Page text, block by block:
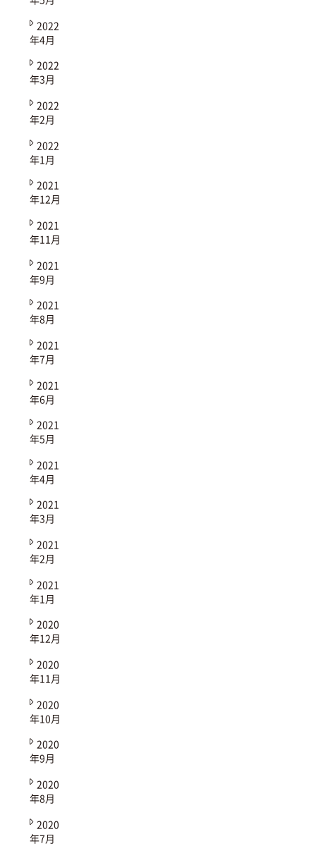
2022
年4月
2022
年3月
2022
年2月
2022
年1月
2021
年12月
2021
年11月
2021
年9月
2021
年8月
2021
年7月
2021
年6月
2021
年5月
2021
年4月
2021
年3月
2021
年2月
2021
年1月
2020
年12月
2020
年11月
2020
年10月
2020
年9月
2020
年8月
2020
年7月